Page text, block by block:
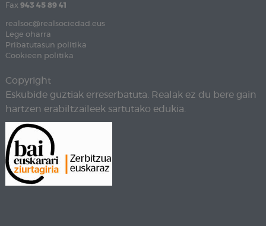
Fax 943 45 89 41
realsoc@realsociedad.eus
Lege oharra
Pribatutasun politika
Cookieen politika
Copyright
Eskubide guztiak erreserbatuta. Realak ez du bere gain
hartzen erabiltzaileek sartutako edukia.